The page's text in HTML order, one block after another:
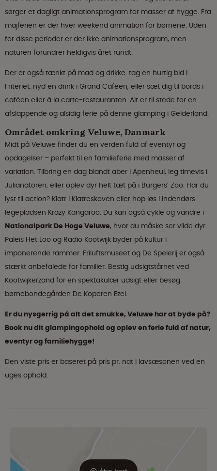
sørger et dagligt animationsprogram for masser af hygge. Fra
majferien er der hver weekend animation for børnene. Uden
for disse perioder er der ikke animationsprogram, men
naturen forundrer heldigvis året rundt.
Der er også tænkt på mad og drikke: tag en hurtig bid i
Friteriet, nyd en drink i Grand Caféen, eller sæt dig til bords i
caféen eller à la carte-restauranten. Alt er til stede for en
afslappende og alsidig ferie på denne glamping i Gelderland.
Området omkring Veluwe, Danmark
Midt på Veluwe finder du en verden fuld af eventyr og
opdagelser – perfekt til en familieferie med masser af
variation. Tilbring en dag blandt aber i Apenheul, leg timevis i
Julianatoren, eller oplev dyr helt tæt på i Burgers’ Zoo. Har du
lyst til action? Klatr i Klatreskoven eller hop løs i indendørs
legepladsen Krazy Kangaroo. Du kan også cykle og vandre i
Nationalpark De Hoge Veluwe, hvor du måske ser vilde dyr.
Paleis Het Loo og Radio Kootwijk byder på kultur i
imponerende rammer. Friluftsmuseet og De Spelerij er også
stærkt anbefalede for familier. Bestig udsigtstårnet ved
Kootwijkerzand for en spektakulær udsigt eller besøg
børnebondegården De Koperen Ezel.
Er du nysgerrig på alt det smukke, Veluwe har at byde på?
Book nu dit glampingophold og oplev en ferie fuld af natur,
eventyr og familiehygge!
Den viste pris er baseret på pris pr. nat i lavsæsonen ved en
uges ophold.